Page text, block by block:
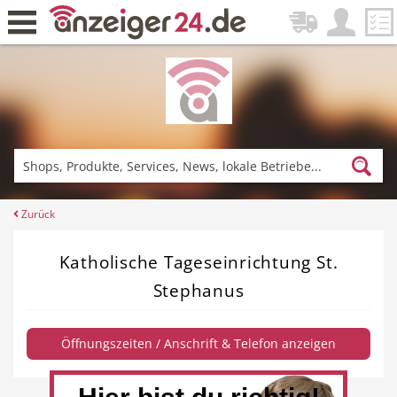
Zurück
Fitness & Sport Einkaufen
News
Restaurant Hotel
Zurück
Katholische Tageseinrichtung St.
Stephanus
Öffnungszeiten / Anschrift & Telefon anzeigen